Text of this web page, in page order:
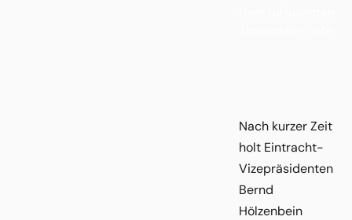
Nach kurzer Zeit
holt Eintracht-
Vizepräsidenten
Bernd
Hölzenbein